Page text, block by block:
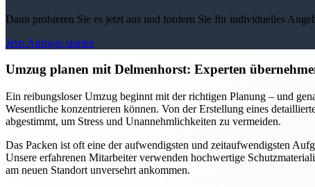
Dann probieren Sie es jetzt aus und fordern Sie Ihr individuelles
Jetzt Anfrage starten
Umzug planen mit Delmenhorst: Experten
Ein reibungsloser Umzug beginnt mit der richtigen Planung – und
Wesentliche konzentrieren können. Von der Erstellung eines
abgestimmt, um Stress und Unannehmlichkeiten zu vermeiden.
Das Packen ist oft eine der aufwendigsten und zeitaufwendigsten
Unsere erfahrenen Mitarbeiter verwenden hochwertige
am neuen Standort unversehrt ankommen.